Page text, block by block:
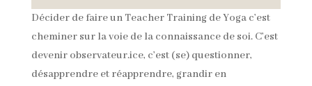
Décider de faire un Teacher Training de Yoga c’est
cheminer sur la voie de la connaissance de soi. C’est
devenir observateur.ice, c’est (se) questionner,
désapprendre et réapprendre, grandir en